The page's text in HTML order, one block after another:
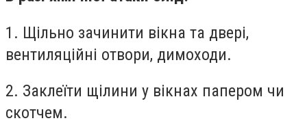
1. Щільно зачинити вікна та двері,
вентиляційні отвори, димоходи.
2. Заклеїти щілини у вікнах папером чи
скотчем.